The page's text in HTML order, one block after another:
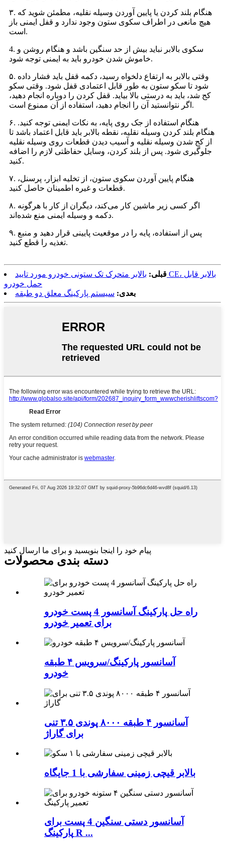
۳. هنگام بلند کردن یا پایین آوردن وسیله نقلیه، مطمئن شوید که
هیچ مانعی در اطراف سکوی ستون وجود ندارد و قفل ایمنی باز
است.
4. سکوی بالابر نباید بیش از حد سنگین باشد و هنگام روشن و
خاموش شدن خودرو باید به ایمنی توجه شود.
۵. وقتی بالابر به ارتفاع دلخواه رسید، دکمه قفل باید فشار داده
شود تا سکو ستون به طور قابل اعتمادی قفل شود. وقتی سکو
کج شد، باید به درستی بالا بیاید. قفل کردن را دوباره انجام دهید،
اگر نتوانستید آن را انجام دهید، استفاده از آن ممنوع است.
۶. هنگام استفاده از جک روی پایه، به نکات ایمنی توجه کنید.
هنگام بلند کردن وسیله نقلیه، نقطه بالابر باید قابل اعتماد باشد تا
از کج شدن وسیله نقلیه و آسیب دیدن قطعات روی وسیله نقلیه
جلوگیری شود. پس از بلند کردن، وسایل حفاظتی لازم را اضافه
کنید.
۷. هنگام پایین آوردن سکوی ستون، از تخلیه ابزار، پرسنل،
قطعات و غیره اطمینان حاصل کنید.
۸. اگر کسی زیر ماشین کار می‌کند، دیگران از کار با هرگونه
دکمه و وسیله ایمنی منع شده‌اند.
۹. پس از استفاده، پایه را در موقعیت پایینی قرار دهید و منبع
تغذیه را قطع کنید.
قبلی: بالابر متحرک تک ستونی خودرو مورد تایید CE، بالابر قابل
حمل خودرو
بعدی: سیستم پارکینگ معلق دو طبقه
پیام خود را اینجا بنویسید و برای ما ارسال کنید
دسته بندی محصولات
راه حل پارکینگ آسانسور 4 پست خودرو
برای تعمیر خودرو
آسانسور پارکینگ/سرویس ۴ طبقه
خودرو
آسانسور ۴ طبقه ۸۰۰۰ پوندی ۳.۵ تنی
برای گاراژ
بالابر قیچی زمینی سفارشی با 1 جایگاه
آسانسور دستی سنگین 4 پست برای
پارکینگ R ...